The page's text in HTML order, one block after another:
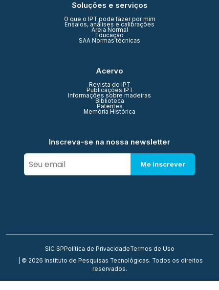
Soluções e serviços
O que o IPT pode fazer por mim
Ensaios, análises e calibrações
Areia Normal
Educação
SAA Normas técnicas
Acervo
Revista do IPT
Publicações IPT
Informações sobre madeiras
Biblioteca
Patentes
Memória Histórica
Inscreva-se na nossa newsletter
Me inscrever
SIC SP Política de PrivacidadeTermos de Uso
| © 2026 Instituto de Pesquisas Tecnológicas. Todos os direitos
reservados.